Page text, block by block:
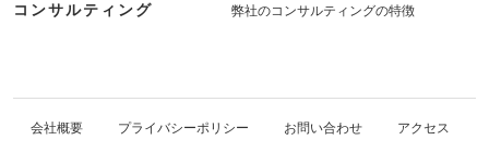
コンサルティング 弊社のコンサルティングの特徴
会社概要 プライバシーポリシー お問い合わせ アクセス